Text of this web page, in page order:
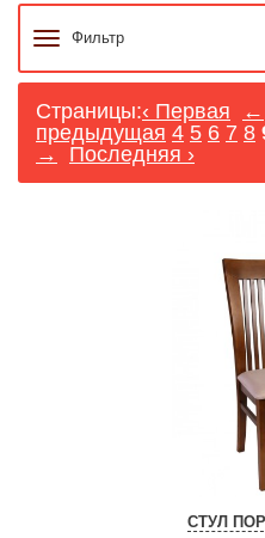
Фильтр
Страницы:‹ Первая
←
предыдущая 4 5 6 7 8
→
Последняя ›
СТУЛ